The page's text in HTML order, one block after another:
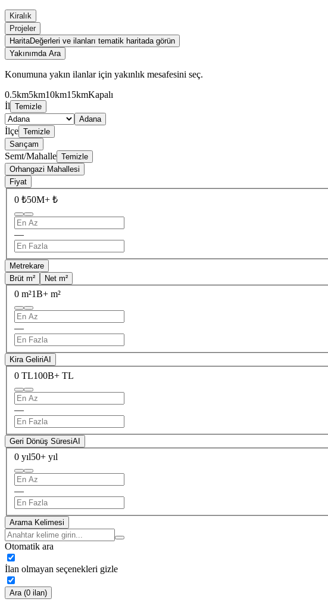
Kiralık
Projeler
HaritaDeğerleri ve ilanları tematik haritada görün
Yakınımda Ara
Konumuna yakın ilanlar için yakınlık mesafesini seç.
0.5km5km10km15kmKapalı
İl Temizle
Adana
İlçe Temizle
Sarıçam
Semt/Mahalle Temizle
Orhangazi Mahallesi
Fiyat
0 ₺50M+ ₺
—
Metrekare
Brüt m²
Net m²
0 m²1B+ m²
—
Kira GeliriAI
0 TL100B+ TL
—
Geri Dönüş SüresiAI
0 yıl50+ yıl
—
Arama Kelimesi
Otomatik ara
İlan olmayan seçenekleri gizle
Ara (0 ilan)